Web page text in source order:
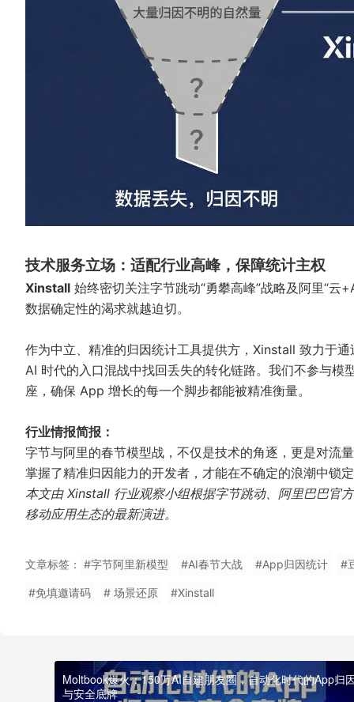
技术服务立场：适配行业高峰，保障统计主权
Xinstall 始终密切关注字节跳动“勇攀高峰”战略及阿里“
数据确定性的渴求就越迫切。
作为中立、精准的归因统计工具提供方，Xinstall 致力于
AI 时代的入口混战中找回丢失的转化链路。我们不参与
座，确保 App 增长的每一个脚步都能被精准衡量。
行业情报简报：
字节与阿里的春节模型战，不仅是技术的角逐，更是对流
掌握了精准归因能力的开发者，才能在不确定的浪潮中锁
本文由 Xinstall 行业观察小组根据字节跳动、阿里巴巴官
移动应用生态的最新演进。
文章标签： #字节阿里新模型 #AI春节大战 #App归因统计 #
#免填邀请码 # 场景还原 #Xinstall
Moltbook爆火：150万AI自建朋友圈，自动化时代的App归
与安全底牌